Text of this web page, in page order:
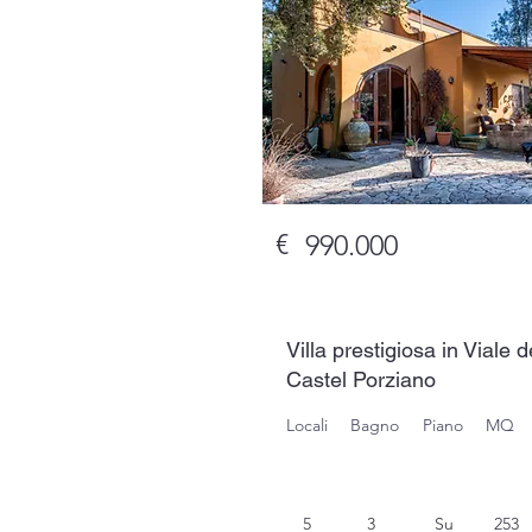
€ 990.000
Villa prestigiosa in Viale
Castel Porziano
Locali Bagno Piano MQ
5 3 Su 253